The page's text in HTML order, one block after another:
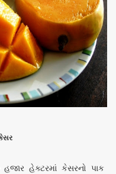
હેક્ટરમાં કેસરનો પાક